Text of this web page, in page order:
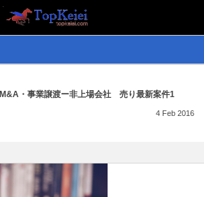
M&A・事業譲渡ー非上場会社 売り最新案件1
4 Feb 2016